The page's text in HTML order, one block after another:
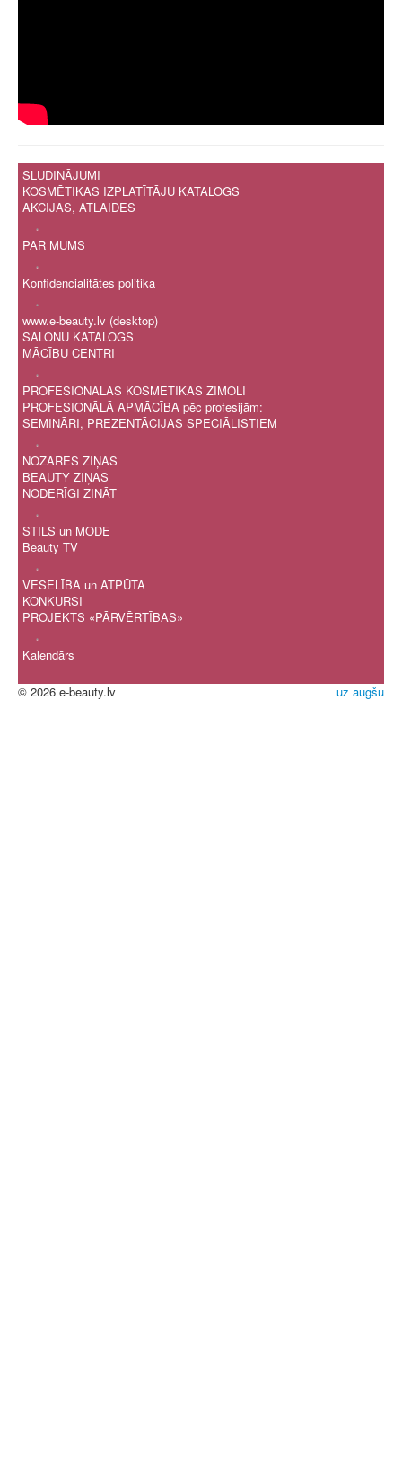
SLUDINĀJUMI
KOSMĒTIKAS IZPLATĪTĀJU KATALOGS
AKCIJAS, ATLAIDES
.
PAR MUMS
.
Konfidencialitātes politika
.
www.e-beauty.lv (desktop)
SALONU KATALOGS
MĀCĪBU CENTRI
.
PROFESIONĀLAS KOSMĒTIKAS ZĪMOLI
PROFESIONĀLĀ APMĀCĪBA pēc profesijām:
SEMINĀRI, PREZENTĀCIJAS SPECIĀLISTIEM
.
NOZARES ZIŅAS
BEAUTY ZIŅAS
NODERĪGI ZINĀT
.
STILS un MODE
Beauty TV
.
VESELĪBA un ATPŪTA
KONKURSI
PROJEKTS «PĀRVĒRTĪBAS»
.
Kalendārs
uz augšu
© 2026 e-beauty.lv